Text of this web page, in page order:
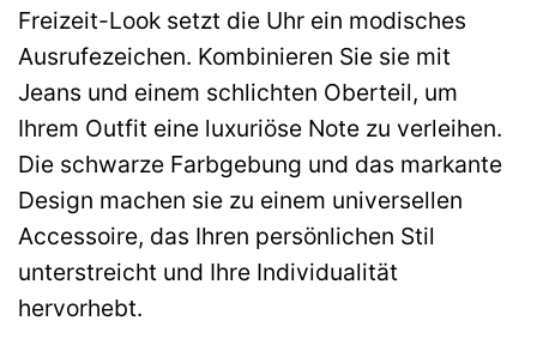
Freizeit-Look setzt die Uhr ein modisches
Ausrufezeichen. Kombinieren Sie sie mit
Jeans und einem schlichten Oberteil, um
Ihrem Outfit eine luxuriöse Note zu verleihen.
Die schwarze Farbgebung und das markante
Design machen sie zu einem universellen
Accessoire, das Ihren persönlichen Stil
unterstreicht und Ihre Individualität
hervorhebt.